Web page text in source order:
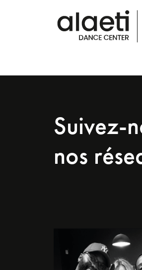
Suivez-
nos